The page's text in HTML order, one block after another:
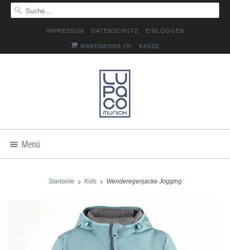
IMPRESSUM DATENSCHUTZ EINLOGGEN
WARENKORB (0) KASSE
Menü
Startseite Kids Wenderegenjacke Jogging